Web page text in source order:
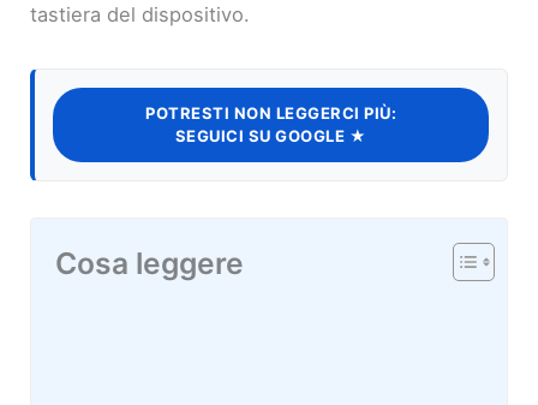
tastiera del dispositivo.
POTRESTI NON LEGGERCI PIÙ:
SEGUICI SU GOOGLE ★
Cosa leggere